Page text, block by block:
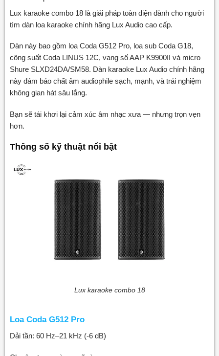
Lux karaoke combo 18 là giải pháp toàn diện dành cho người
tìm dàn loa karaoke chính hãng Lux Audio cao cấp.
Dàn này bao gồm loa Coda G512 Pro, loa sub Coda G18,
công suất Coda LINUS 12C, vang số AAP K9900II và micro
Shure SLXD24DA/SM58. Dàn karaoke Lux Audio chính hãng
này đảm bảo chất âm audiophile sạch, mạnh, và trải nghiệm
không gian hát sâu lắng.
Bạn sẽ tái khơi lại cảm xúc âm nhạc xưa — nhưng trọn vẹn
hơn.
Thông số kỹ thuật nổi bật
Lux karaoke combo 18
Loa Coda G512 Pro
Dải tần: 60 Hz–21 kHz (-6 dB)